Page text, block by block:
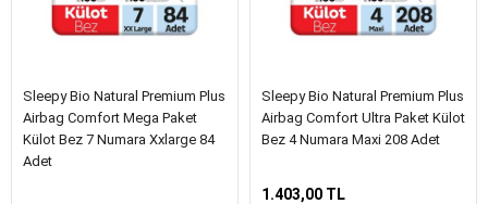
Sleepy Bio Natural Premium Plus
Airbag Comfort Mega Paket
Külot Bez 7 Numara Xxlarge 84
Adet
Sleepy Bio Natural Premium Plus
Airbag Comfort Ultra Paket Külot
Bez 4 Numara Maxi 208 Adet
1.403,00 TL